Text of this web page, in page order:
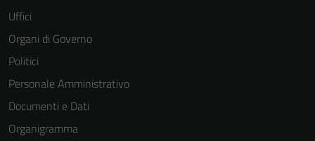
Uffici
Organi di Governo
Politici
Personale Amministrativo
Documenti e Dati
Organigramma